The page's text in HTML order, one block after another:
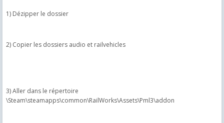
1) Dézipper le dossier
2) Copier les dossiers audio et railvehicles
3) Aller dans le répertoire
\Steam\steamapps\common\RailWorks\Assets\Pml3\addon